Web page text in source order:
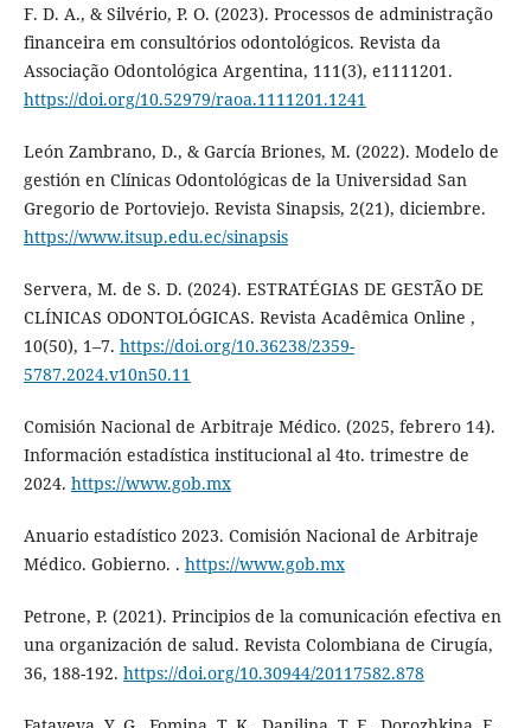
F. D. A., & Silvério, P. O. (2023). Processos de administração
financeira em consultórios odontológicos. Revista da
Associação Odontológica Argentina, 111(3), e1111201.
https://doi.org/10.52979/raoa.1111201.1241
León Zambrano, D., & García Briones, M. (2022). Modelo de
gestión en Clínicas Odontológicas de la Universidad San
Gregorio de Portoviejo. Revista Sinapsis, 2(21), diciembre.
https://www.itsup.edu.ec/sinapsis
Servera, M. de S. D. (2024). ESTRATÉGIAS DE GESTÃO DE
CLÍNICAS ODONTOLÓGICAS. Revista Acadêmica Online ,
10(50), 1–7. https://doi.org/10.36238/2359-
5787.2024.v10n50.11
Comisión Nacional de Arbitraje Médico. (2025, febrero 14).
Información estadística institucional al 4to. trimestre de
2024. https://www.gob.mx
Anuario estadístico 2023. Comisión Nacional de Arbitraje
Médico. Gobierno. . https://www.gob.mx
Petrone, P. (2021). Principios de la comunicación efectiva en
una organización de salud. Revista Colombiana de Cirugía,
36, 188-192. https://doi.org/10.30944/20117582.878